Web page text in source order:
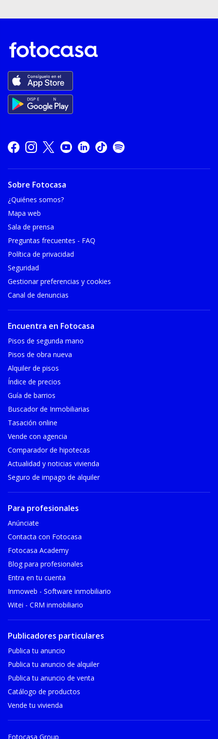
Sobre Fotocasa
¿Quiénes somos?
Mapa web
Sala de prensa
Preguntas frecuentes - FAQ
Política de privacidad
Seguridad
Gestionar preferencias y cookies
Canal de denuncias
Encuentra en Fotocasa
Pisos de segunda mano
Pisos de obra nueva
Alquiler de pisos
Índice de precios
Guía de barrios
Buscador de Inmobiliarias
Tasación online
Vende con agencia
Comparador de hipotecas
Actualidad y noticias vivienda
Seguro de impago de alquiler
Para profesionales
Anúnciate
Contacta con Fotocasa
Fotocasa Academy
Blog para profesionales
Entra en tu cuenta
Inmoweb - Software inmobiliario
Witei - CRM inmobiliario
Publicadores particulares
Publica tu anuncio
Publica tu anuncio de alquiler
Publica tu anuncio de venta
Catálogo de productos
Vende tu vivienda
Fotocasa Group